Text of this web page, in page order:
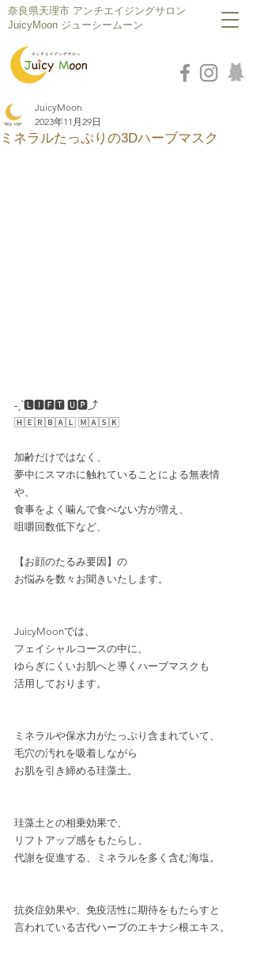
​奈良県天理市 アンチエイジングサロン
JuicyMoon ジューシームーン
ミネラルたっぷりの3Dハーブマスク
JuicyMoon
2023年11月29日
˗ˏˋ🅻🅸🅵🆃 🆄🅿︎⤴︎
🄷🄴🅁🄱🄰🄻 🄼🄰🅂🄺
加齢だけではなく、
夢中にスマホに触れていることによる無表情
や、
食事をよく噛んで食べない方が増え、
咀嚼回数低下など、
【お顔のたるみ要因】の
お悩みを数々お聞きいたします。
JuicyMoonでは、
フェイシャルコースの中に、
ゆらぎにくいお肌へと導くハーブマスクも
活用しております。
ミネラルや保水力がたっぷり含まれていて、
毛穴の汚れを吸着しながら
お肌を引き締める珪藻土。
珪藻土との相乗効果で、
リフトアップ感をもたらし、
代謝を促進する、ミネラルを多く含む海塩。
抗炎症効果や、免疫活性に期待をもたらすと
言われている古代ハーブのエキナシ根エキス。